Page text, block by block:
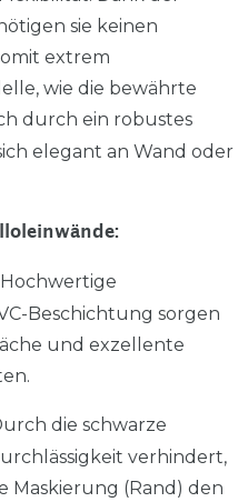
sie keinen
extrem
wie die bewährte
durch ein robustes
elegant an Wand oder
Hochwertige
Beschichtung sorgen
und exzellente
die schwarze
verhindert,
Maskierung (Rand) den